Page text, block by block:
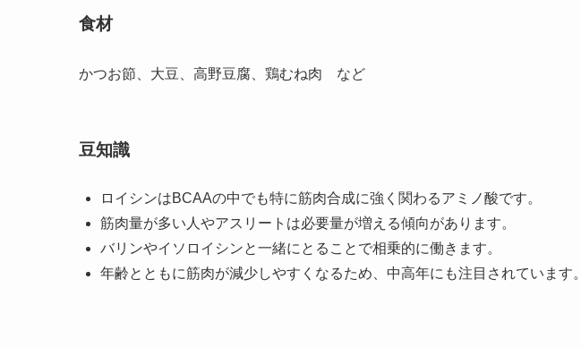
食材
かつお節、大豆、高野豆腐、鶏むね肉 など
豆知識
ロイシンはBCAAの中でも特に筋肉合成に強く関わるアミノ酸です。
筋肉量が多い人やアスリートは必要量が増える傾向があります。
バリンやイソロイシンと一緒にとることで相乗的に働きます。
年齢とともに筋肉が減少しやすくなるため、中高年にも注目されています。